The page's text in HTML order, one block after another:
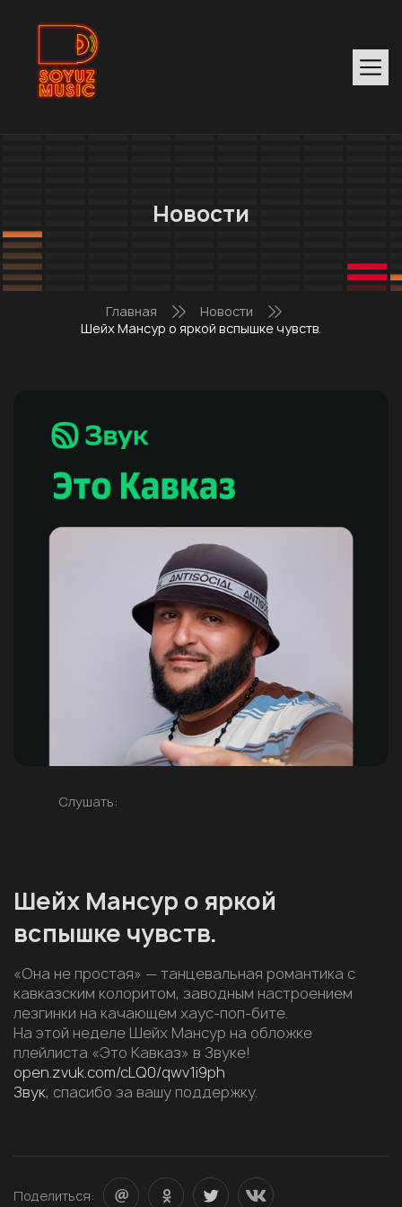
Новости
Главная
Новости
Шейх Мансур о яркой вспышке чувств.
Слушать:
Шейх Мансур о яркой
вспышке чувств.
«Она не простая» — танцевальная романтика с
кавказским колоритом, заводным настроением
лезгинки на качающем хаус-поп-бите.
На этой неделе Шейх Мансур на обложке
плейлиста «Это Кавказ» в Звуке!
open.zvuk.com/cLQ0/qwv1i9ph
Звук, спасибо за вашу поддержку.
Поделиться: